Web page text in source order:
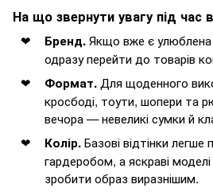
На що звернути увагу під час
Бренд.Якщо вже є
одразу перейти до товарів
Формат. Для щоденного
кросбоді, тоути, шопери та
вечора — невеликі сумки й
Колір.Базові відтінки легше
гардеробом, а яскраві
зробити образ виразнішим.